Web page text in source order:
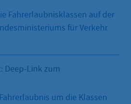
Fahrerlaubnisklassen auf der
für Verkehr
Deep-Link zum
um die Klassen